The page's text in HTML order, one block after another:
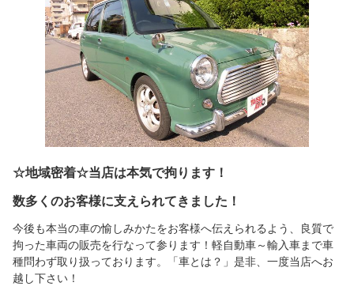
☆地域密着☆当店は本気で拘ります！
数多くのお客様に支えられてきました！
今後も本当の車の愉しみかたをお客様へ伝えられるよう、良質で
拘った車両の販売を行なって参ります！軽自動車～輸入車まで車
種問わず取り扱っております。「車とは？」是非、一度当店へお
越し下さい！